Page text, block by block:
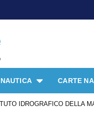
CARTE
IDROGRAFICO DELLA